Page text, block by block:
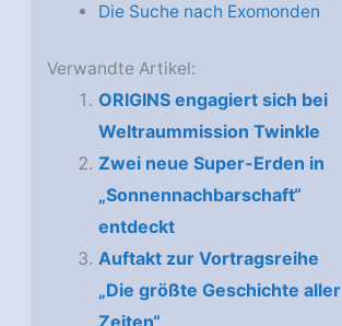
Die Suche nach Exomonden
Verwandte Artikel:
ORIGINS engagiert sich bei
Weltraummission Twinkle
Zwei neue Super-Erden in
„Sonnennachbarschaft“
entdeckt
Auftakt zur Vortragsreihe
„Die größte Geschichte aller
Zeiten“